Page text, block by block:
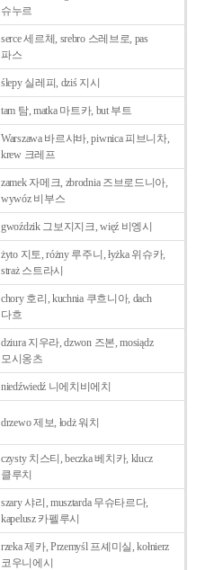
슈누르
serce 세르체, srebro 스레브로, pas
파스
ślepy 실레피, dziś 지시
tam 탐, matka 마트카, but 부트
Warszawa 바르샤바, piwnica 피브니차,
krew 크레프
zamek 자메크, zbrodnia 즈브로드니아,
wywóz 비부스
gwoździk 그보지지크, więź 비엥시
żyto 지토, różny 루주니, łyżka 위슈카,
straż 스트라시
chory 호리, kuchnia 쿠흐니아, dach
다흐
dziura 지우라, dzwon 즈본, mosiądz
모시옹츠
niedźwiedź 니에치비에치
drzewo 제보, łodż 워치
czysty 치스티, beczka 베치카, klucz
클루치
szary 샤리, musztarda 무슈타르다,
kapelusz 카펠루시
rzeka 제카, Przemyśl 프셰미실, kołnierz
코우니에시